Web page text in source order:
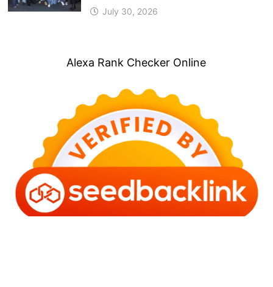
July 30, 2026
Alexa Rank Checker Online